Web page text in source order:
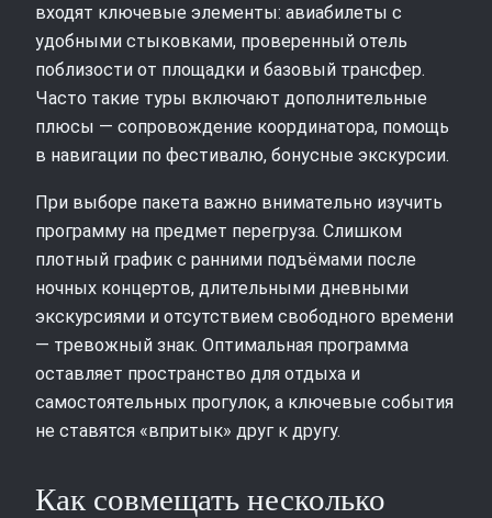
входят ключевые элементы: авиабилеты с
удобными стыковками, проверенный отель
поблизости от площадки и базовый трансфер.
Часто такие туры включают дополнительные
плюсы — сопровождение координатора, помощь
в навигации по фестивалю, бонусные экскурсии.
При выборе пакета важно внимательно изучить
программу на предмет перегруза. Слишком
плотный график с ранними подъёмами после
ночных концертов, длительными дневными
экскурсиями и отсутствием свободного времени
— тревожный знак. Оптимальная программа
оставляет пространство для отдыха и
самостоятельных прогулок, а ключевые события
не ставятся «впритык» друг к другу.
Как совмещать несколько